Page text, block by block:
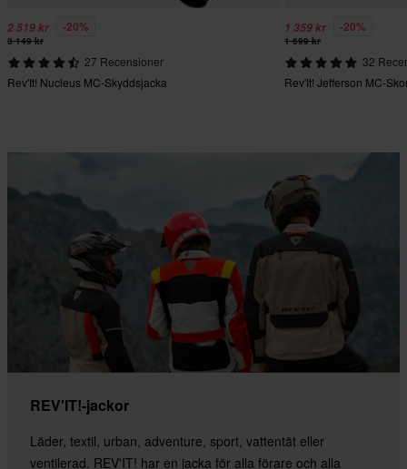
2 519 kr -20%
3 149 kr
27 Recensioner
Rev'It! Nucleus MC-Skyddsjacka
1 359 kr -20%
1 699 kr
32
Rev'It! Jefferson MC-
REV'IT!-jackor
Läder, textil, urban, adventure, sport, vattentät eller
ventilerad. REV'IT! har en jacka för alla förare och alla